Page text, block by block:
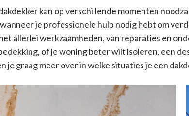
kan op verschillende momenten
je professionele hulp nodig hebt om
allerlei werkzaamheden, van reparaties en
of je woning beter wilt isoleren, een
je graag meer over in welke situaties je een